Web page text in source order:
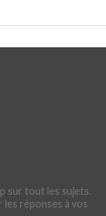
sur tout les sujets.
réponses à vos